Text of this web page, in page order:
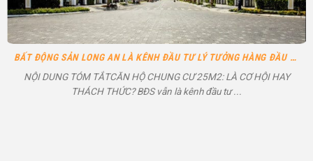
BẤT ĐỘNG SẢN LONG AN LÀ KÊNH ĐẦU TƯ LÝ TƯỞNG HÀNG ĐẦU HIỆN NAY
NỘI DUNG TÓM TẮTCĂN HỘ CHUNG CƯ 25M2: LÀ CƠ HỘI HAY
THÁCH THỨC? BĐS vẫn là kênh đầu tư ...